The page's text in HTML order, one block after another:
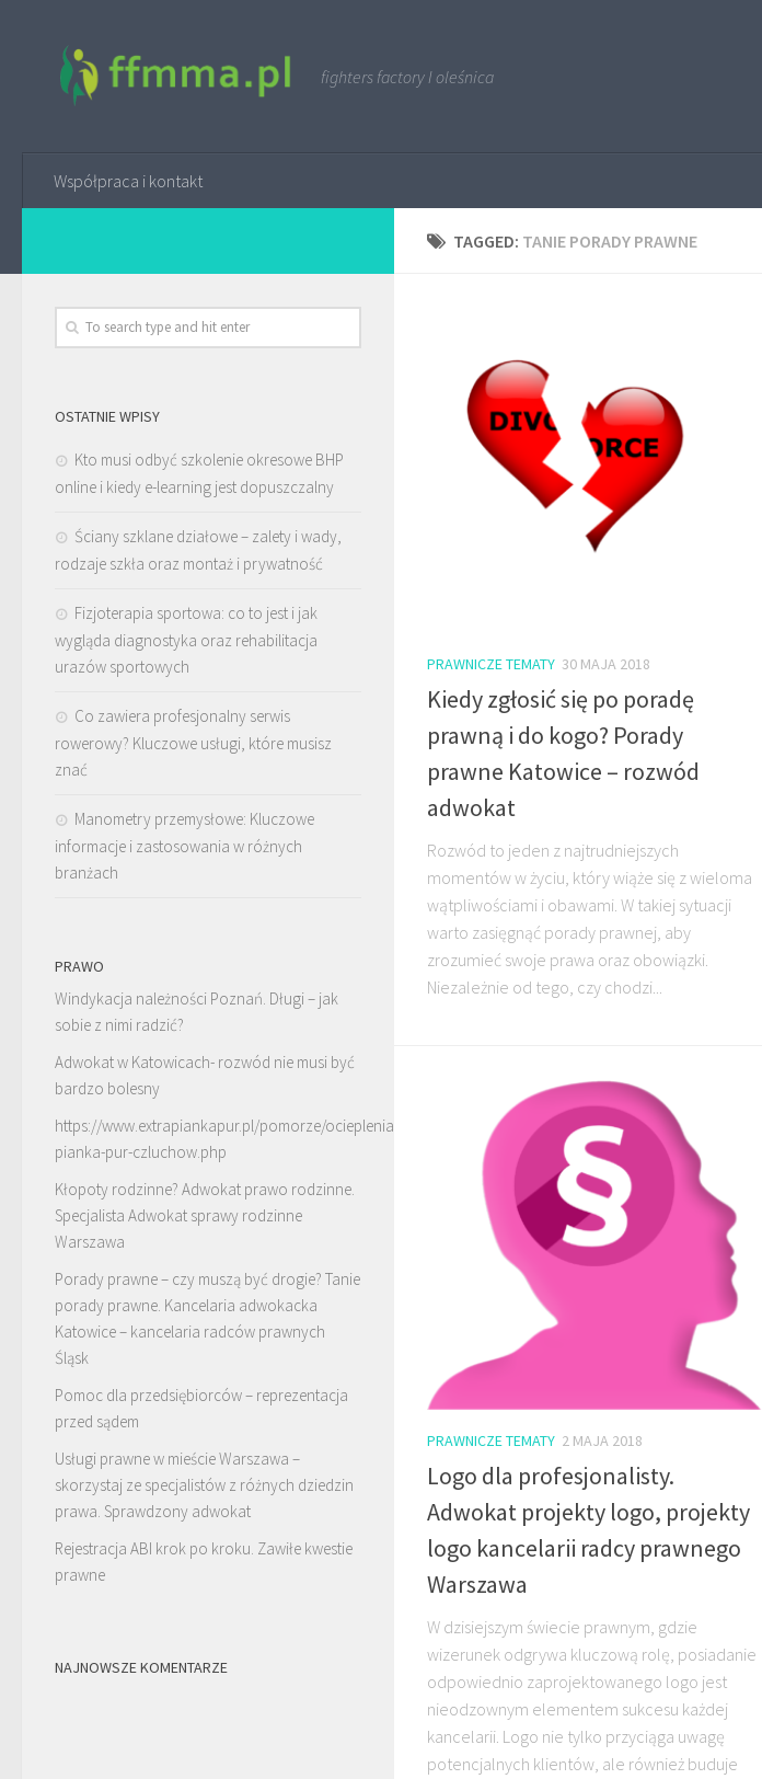
fighters factory I oleśnica
Współpraca i kontakt
TAGGED: TANIE PORADY PRAWNE
PRAWNICZE TEMATY 30 MAJA 2018
Kiedy zgłosić się po poradę
prawną i do kogo? Porady
prawne Katowice – rozwód
adwokat
Rozwód to jeden z najtrudniejszych
momentów w życiu, który wiąże się z wieloma
wątpliwościami i obawami. W takiej sytuacji
warto zasięgnąć porady prawnej, aby
zrozumieć swoje prawa oraz obowiązki.
Niezależnie od tego, czy chodzi...
PRAWNICZE TEMATY 2 MAJA 2018
Logo dla profesjonalisty.
Adwokat projekty logo, projekty
logo kancelarii radcy prawnego
Warszawa
W dzisiejszym świecie prawnym, gdzie
wizerunek odgrywa kluczową rolę, posiadanie
odpowiednio zaprojektowanego logo jest
nieodzownym elementem sukcesu każdej
kancelarii. Logo nie tylko przyciąga uwagę
potencjalnych klientów, ale również buduje
OSTATNIE WPISY
Kto musi odbyć szkolenie okresowe BHP
online i kiedy e-learning jest dopuszczalny
Ściany szklane działowe – zalety i wady,
rodzaje szkła oraz montaż i prywatność
Fizjoterapia sportowa: co to jest i jak
wygląda diagnostyka oraz rehabilitacja
urazów sportowych
Co zawiera profesjonalny serwis
rowerowy? Kluczowe usługi, które musisz
znać
Manometry przemysłowe: Kluczowe
informacje i zastosowania w różnych
branżach
PRAWO
Windykacja należności Poznań. Długi – jak
sobie z nimi radzić?
Adwokat w Katowicach- rozwód nie musi być
bardzo bolesny
https://www.extrapiankapur.pl/pomorze/ocieplenia-
pianka-pur-czluchow.php
Kłopoty rodzinne? Adwokat prawo rodzinne.
Specjalista Adwokat sprawy rodzinne
Warszawa
Porady prawne – czy muszą być drogie? Tanie
porady prawne. Kancelaria adwokacka
Katowice – kancelaria radców prawnych
Śląsk
Pomoc dla przedsiębiorców – reprezentacja
przed sądem
Usługi prawne w mieście Warszawa –
skorzystaj ze specjalistów z różnych dziedzin
prawa. Sprawdzony adwokat
Rejestracja ABI krok po kroku. Zawiłe kwestie
prawne
NAJNOWSZE KOMENTARZE